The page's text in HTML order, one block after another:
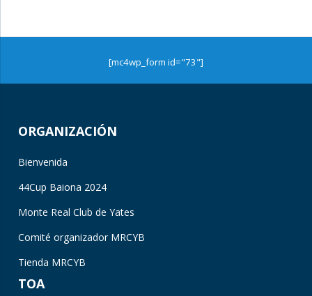
[mc4wp_form id="73"]
ORGANIZACIÓN
Bienvenida
44Cup Baiona 2024
Monte Real Club de Yates
Comité organizador MRCYB
Tienda MRCYB
TOA